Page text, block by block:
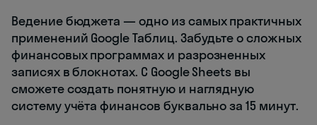
Ведение бюджета — одно из самых практичных
применений Google Таблиц. Забудьте о сложных
финансовых программах и разрозненных
записях в блокнотах. С Google Sheets вы
сможете создать понятную и наглядную
систему учёта финансов буквально за 15 минут.